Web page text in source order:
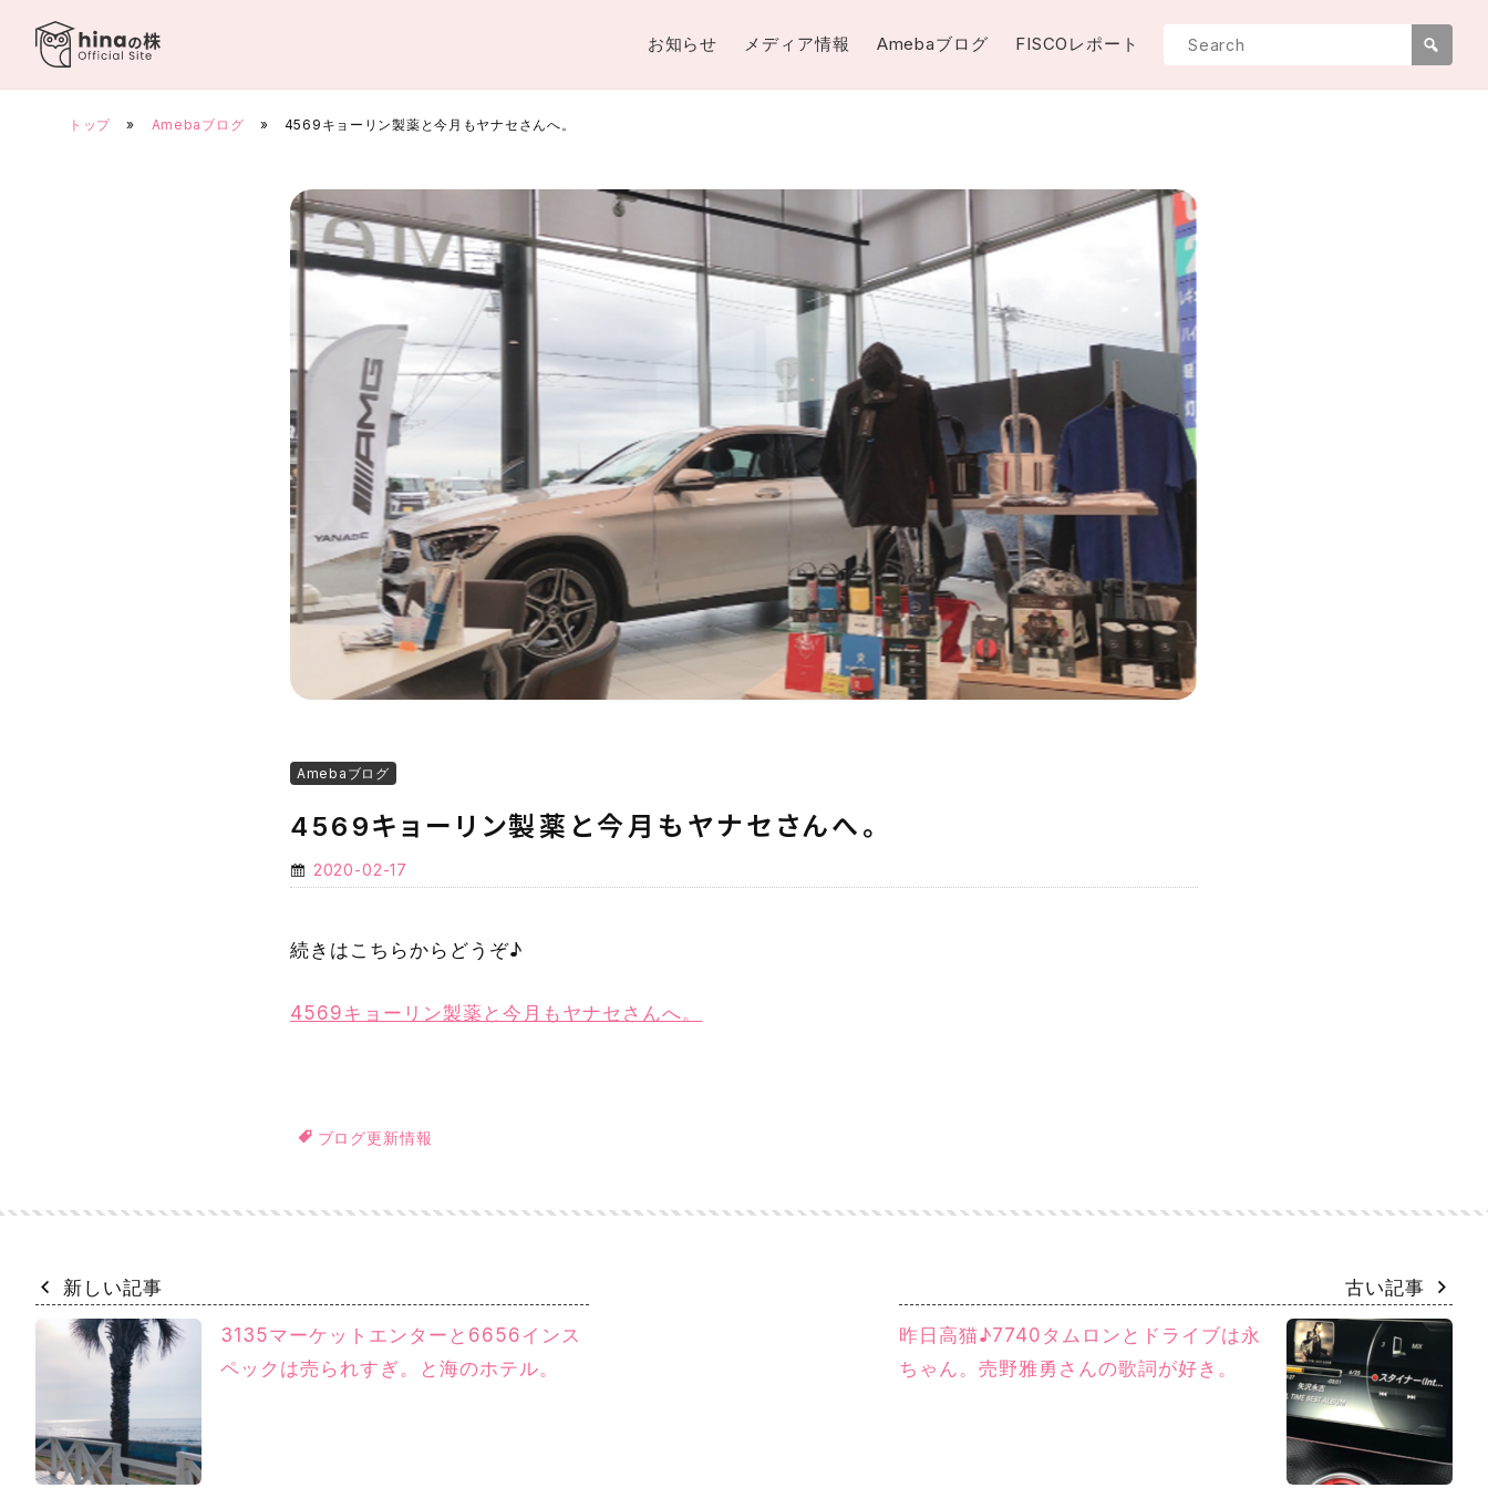
お知らせ メディア情報 Amebaブログ FISCOレポート
トップ » Amebaブログ » 4569キョーリン製薬と今月もヤナセさんへ。
Amebaブログ
4569キョーリン製薬と今月もヤナセさんへ。
2020-02-17
続きはこちらからどうぞ♪
4569キョーリン製薬と今月もヤナセさんへ。
ブログ更新情報
新しい記事
3135マーケットエンターと6656インス
ペックは売られすぎ。と海のホテル。
古い記事
昨日高猫♪7740タムロンとドライブは永
ちゃん。売野雅勇さんの歌詞が好き。